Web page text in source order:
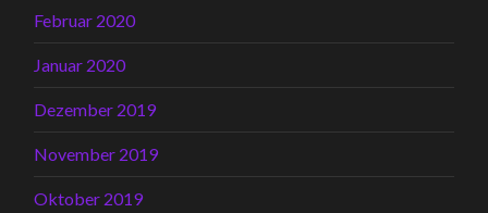
Februar 2020
Januar 2020
Dezember 2019
November 2019
Oktober 2019